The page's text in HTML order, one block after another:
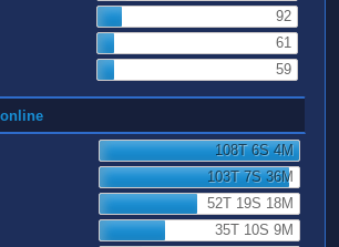
92
61
59
108T 6S 4M
103T 7S 36M
52T 19S 18M
35T 10S 9M